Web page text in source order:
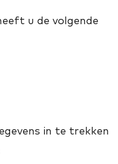
u de volgende
in te trekken